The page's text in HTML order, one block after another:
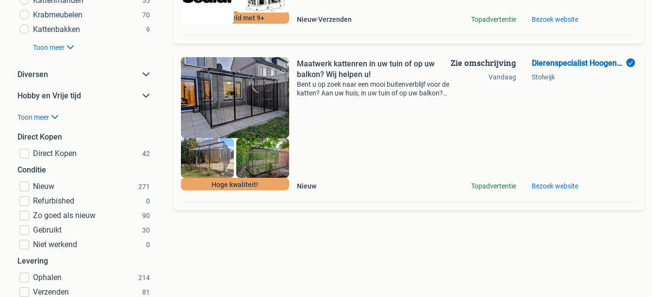
Krabmeubelen 70
Kattenbakken 9
Toon meer
Diversen
Hobby en Vrije tijd
Toon meer
Direct Kopen
Direct Kopen
42
Conditie
Nieuw
271
Refurbished 0
Zo goed als nieuw 90
Gebruikt 30
Niet werkend 0
Levering
Ophalen
214
Verzenden 81
Beoordeeld met 9+ Nieuw Verzenden Topadvertentie Bezoek website
Hoge kwaliteit!
Maatwerk kattenren in uw tuin of op uw
balkon? Wij helpen u!
Bent u op zoek naar een mooi buitenverblijf voor de
katten? Aan uw huis, in uw tuin of op uw balkon?
Nieuw
Zie omschrijving
Vandaag
Topadvertentie
Dierenspecialist Hoogendoorn
Stolwijk
Bezoek website